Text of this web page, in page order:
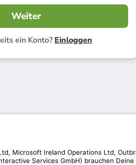
Weiter
ein Konto? Einloggen